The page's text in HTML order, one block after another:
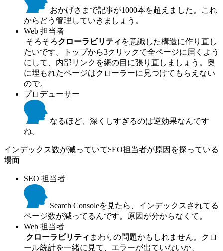
おかげさまで記事が1000本を超えました。これ
からどう管理していきましょう。
Web 担当者
そろそろクローラビリティ を意識した構造に作り直し
たいです。トップから3クリックで全ページに届くよう
にして、内部リンクを網の目に張り直しましょう。奥
に埋もれたページはクローラーに見つけてもらえない
ので。
プロデューサー
なるほど、深くしすぎるのは逆効果なんです
ね。
インデックス数が減っていてSEO担当者が原因を探っている
場面
SEO 担当者
Search Consoleを見たら、インデックスされてる
ページ数が減ってるんです。原因が分からなくて。
Web 担当者
クローラビリティ まわりの問題かもしれません。クロ
ール統計を一緒に見て、エラーが出ていないか、